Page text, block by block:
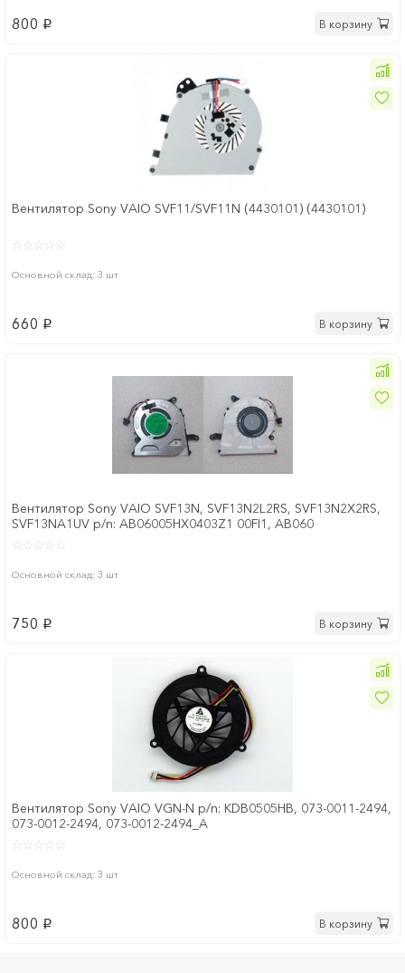
800 p В корзину
Вентилятор Sony VAIO SVF11/SVF11N (4430101) (4430101)
Основной склад: 3 шт
660 p В корзину
Вентилятор Sony VAIO SVF13N, SVF13N2L2RS, SVF13N2X2RS,
SVF13NA1UV p/n: AB06005HX0403Z1 00FI1, AB060
Основной склад: 3 шт
750 p В корзину
Вентилятор Sony VAIO VGN-N p/n: KDB0505HB, 073-0011-2494,
073-0012-2494, 073-0012-2494_A
Основной склад: 3 шт
800 p В корзину